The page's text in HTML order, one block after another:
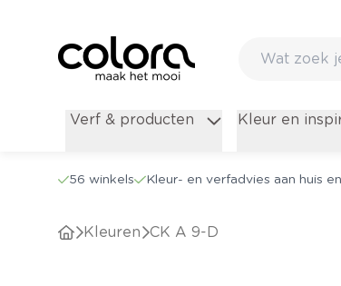
Verf & producten Kleur en
56 winkels Kleur- en verfadvies aan huis
Kleuren CK A 9-D